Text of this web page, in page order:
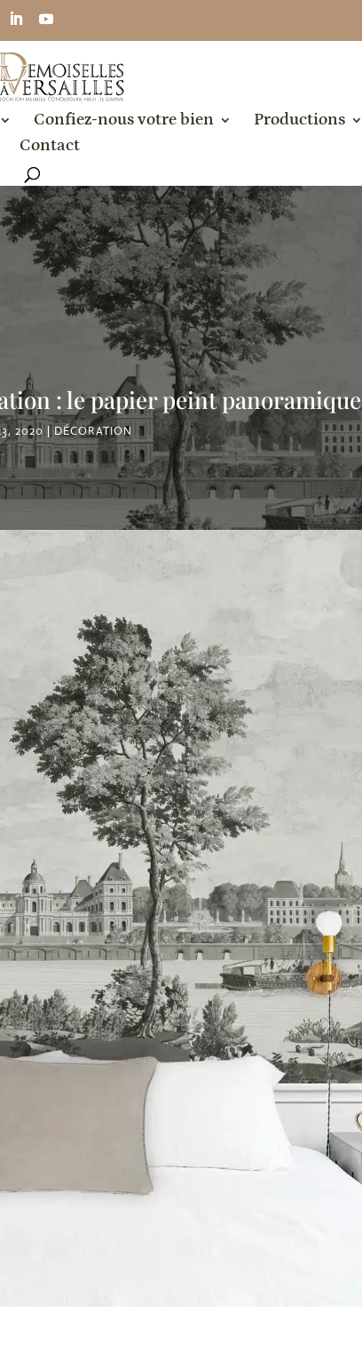
Confiez-nous votre bien Productions
Contact
: le papier peint panoramique
2020 DÉCORATION